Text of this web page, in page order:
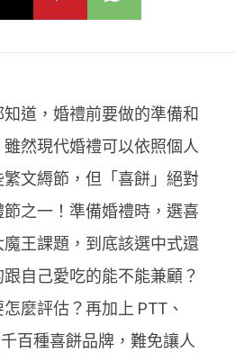
道，婚禮前要做的準備和
然現代婚禮可以依照個人
文縟節，但「喜餅」絕對
之一！準備婚禮時，選喜
王課題，到底該選中式還
自己愛吃的能不能兼顧？
麼評估？再加上 PTT、
百種喜餅品牌，難免讓人